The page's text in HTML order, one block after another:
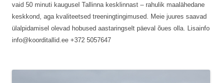
vaid 50 minuti kaugusel Tallinna kesklinnast – rahulik maalähedane
keskkond, aga kvaliteetsed treeningtingimused. Meie juures saavad
ülalpidamisel olevad hobused aastaringselt päeval õues olla. Lisainfo
info@koorditallid.ee +372 5057647